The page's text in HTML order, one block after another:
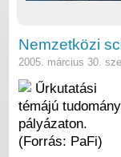
Nemzetközi
2005. március 30.
Űrkutatási
témájú
pályázaton.
(Forrás: PaFi)